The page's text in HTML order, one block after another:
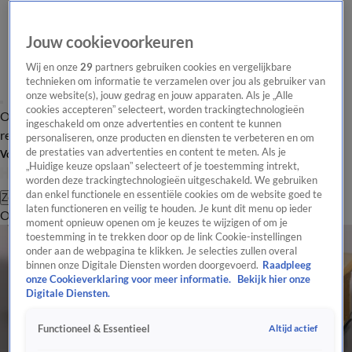
Overzicht Laatste nieuws Regionieuws Het beste van Hart
Tip de
redactie
Volg Hart van Nederland
Zoeken
OverzichtRegioUitzendingenWeerTip de redactiePanelVideo's
Jouw cookievoorkeuren
Wij en onze29 partners gebruiken cookies en vergelijkbare
technieken om informatie te verzamelen over jou als gebruiker van
onze website(s), jouw gedrag en jouw apparaten. Als je „Alle
cookies accepteren” selecteert, worden trackingtechnologieën
ingeschakeld om onze advertenties en content te kunnen
personaliseren, onze producten en diensten te verbeteren en om
de prestaties van advertenties en content te meten. Als je
„Huidige keuze opslaan” selecteert of je toestemming intrekt,
worden deze trackingtechnologieën uitgeschakeld. We gebruiken
dan enkel functionele en essentiële cookies om de website goed te
laten functioneren en veilig te houden. Je kunt dit menu op ieder
moment opnieuw openen om je keuzes te wijzigen of om je
toestemming in te trekken door op de link Cookie-instellingen
onder aan de webpagina te klikken. Je selecties zullen overal
binnen onze Digitale Diensten worden doorgevoerd. Raadpleeg
onze Cookieverklaring voor meer informatie.
Bekijk hier onze
Digitale Diensten.
Functioneel & Essentieel Altijd actief